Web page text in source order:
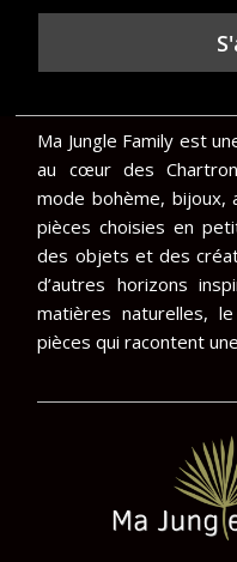
Ma Jungle Family est
au cœur des
mode bohème, bijoux,
pièces choisies en
des objets et des
d’autres horizons
matières naturelles,
pièces qui racontent